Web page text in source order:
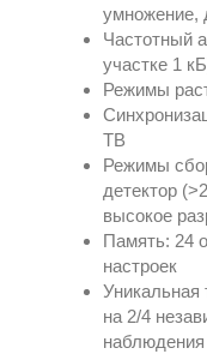
умножение,
Частотный
участке 1
Режимы
ТВ
Режимы
детектор
высокое
Память: 24
настроек
Уникальная
на 2/4